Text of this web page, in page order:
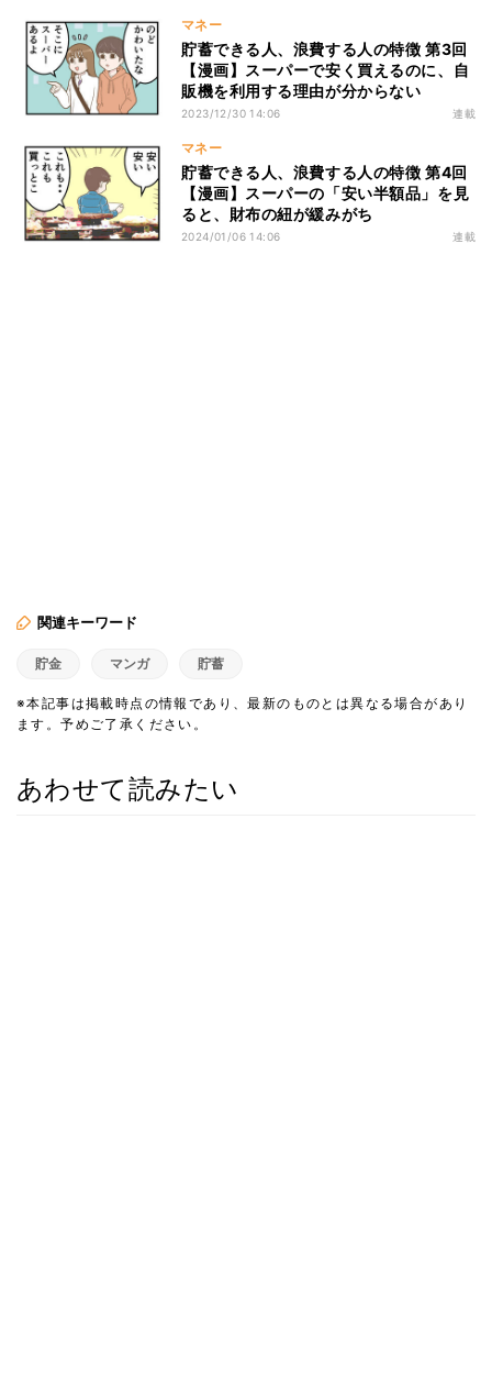
マネー
貯蓄できる人、浪費する人の特徴 第3回
【漫画】スーパーで安く買えるのに、自
販機を利用する理由が分からない
2023/12/30 14:06 連載
マネー
貯蓄できる人、浪費する人の特徴 第4回
【漫画】スーパーの「安い半額品」を見
ると、財布の紐が緩みがち
2024/01/06 14:06 連載
関連キーワード
貯金 マンガ 貯蓄
※本記事は掲載時点の情報であり、最新のものとは異なる場合があり
ます。予めご了承ください。
あわせて読みたい